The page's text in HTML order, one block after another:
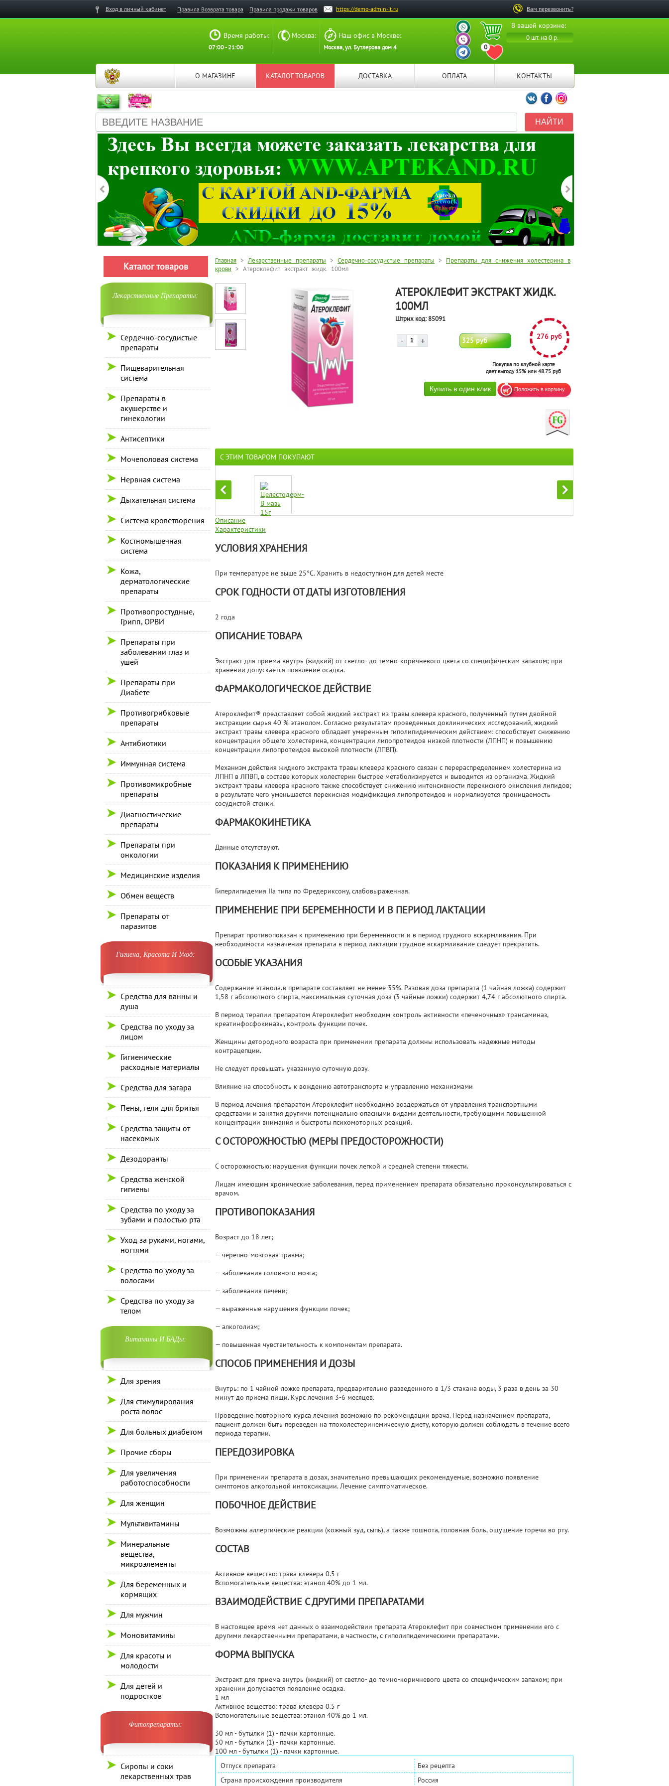
Вам перезвонить?
Вход в личный кабинет Правила Возврата товара Правила продажи товаров https://demo-admin-it.ru
В вашей корзине:
0 шт. на 0 р.
0
ПЕРЕЙТИ В ИЗБРАННОЕ
ВАШ ПЕРСОНАЛЬНЫЙ
МЕНЕДЖЕР
ВАШ ПЕРСОНАЛЬНЫЙ
МЕНЕДЖЕР
ВАШ ПЕРСОНАЛЬНЫЙ
МЕНЕДЖЕР
Время работы:
07:00 - 21:00
Москва: Наш офис в Москве:
Москва, ул. Бутлерова дом 4
О МАГАЗИНЕ КАТАЛОГ ТОВАРОВ ДОСТАВКА ОПЛАТА КОНТАКТЫ
Мы ВКонтакте
Мы на Facebook
Мы в Instagramm
Каталог товаров
Лекарственные Препараты:
Сердечно-сосудистые
препараты
Пищеварительная
система
Препараты в
акушерстве и
гинекологии
Антисептики
Мочеполовая система
Нервная система
Дыхательная система
Система кроветворения
Костномышечная
система
Кожа,
дерматологические
препараты
Противопростудные,
Грипп, ОРВИ
Препараты при
заболевании глаз и
ушей
Препараты при
Диабете
Противогрибковые
препараты
Антибиотики
Иммунная система
Противомикробные
препараты
Диагностические
препараты
Препараты при
онкологии
Медицинские изделия
Обмен веществ
Препараты от
паразитов
Гигиена, Красота И Уход:
Средства для ванны и
душа
Средства по уходу за
лицом
Гигиенические
расходные материалы
Средства для загара
Пены, гели для бритья
Средства защиты от
насекомых
Дезодоранты
Средства женской
гигиены
Средства по уходу за
зубами и полостью рта
Уход за руками, ногами,
ногтями
Средства по уходу за
волосами
Средства по уходу за
телом
Витамины И БАДы:
Для зрения
Для стимулирования
роста волос
Для больных диабетом
Прочие сборы
Для увеличения
работоспособности
Для женщин
Мультивитамины
Минеральные
вещества,
микроэлементы
Для беременных и
кормящих
Для мужчин
Моновитамины
Для красоты и
молодости
Для детей и
подростков
Фитопрепараты:
Сиропы и соки
лекарственных трав
Главная > Лекарственные препараты > Сердечно-сосудистые препараты > Препараты для снижения холестерина в
крови > Атероклефит экстракт жидк. 100мл
АТЕРОКЛЕФИТ ЭКСТРАКТ ЖИДК.
100МЛ
Штрих код:85091
325 руб 276 руб
Покупка по клубной карте
дает выгоду 15% или 48.75 руб
С ЭТИМ ТОВАРОМ ПОКУПАЮТ
Описание
Характеристики
УСЛОВИЯ ХРАНЕНИЯ
При температуре не выше 25°С. Хранить в недоступном для детей месте
СРОК ГОДНОСТИ ОТ ДАТЫ ИЗГОТОВЛЕНИЯ
2 года
ОПИСАНИЕ ТОВАРА
Экстракт для приема внутрь (жидкий) от светло- до темно-коричневого цвета со специфическим запахом; при
хранении допускается появление осадка.
ФАРМАКОЛОГИЧЕСКОЕ ДЕЙСТВИЕ
Атероклефит® представляет собой жидкий экстракт из травы клевера красного, полученный путем двойной
экстракции сырья 40 % этанолом. Согласно результатам проведенных доклинических исследований, жидкий
экстракт травы клевера красного обладает умеренным гиполипидемическим действием: способствует снижению
концентрации общего холестерина, концентрации липопротеидов низкой плотности (ЛПНП) и повышению
концентрации липопротеидов высокой плотности (ЛПВП).
Механизм действия жидкого экстракта травы клевера красного связан с перераспределением холестерина из
ЛПНП в ЛПВП, в составе которых холестерин быстрее метаболизируется и выводится из организма. Жидкий
экстракт травы клевера красного также способствует снижению интенсивности перекисного окисления липидов;
в результате чего уменьшается перекисная модификация липопротеидов и нормализуется проницаемость
сосудистой стенки.
ФАРМАКОКИНЕТИКА
Данные отсутствуют.
ПОКАЗАНИЯ К ПРИМЕНЕНИЮ
Гиперлипидемия IIа типа по Фредериксону, слабовыраженная.
ПРИМЕНЕНИЕ ПРИ БЕРЕМЕННОСТИ И В ПЕРИОД ЛАКТАЦИИ
Препарат противопоказан к применению при беременности и в период грудного вскармливания. При
необходимости назначения препарата в период лактации грудное вскармливание следует прекратить.
ОСОБЫЕ УКАЗАНИЯ
Содержание этанола.в препарате составляет не менее 35%. Разовая доза препарата (1 чайная ложка) содержит
1,58 г абсолютного спирта, максимальная суточная доза (3 чайные ложки) содержит 4,74 г абсолютного спирта.
В период терапии препаратом Атероклефит необходим контроль активности «печеночных» трансаминаз,
креатинфосфокиназы, контроль функции почек.
Женщины детородного возраста при применении препарата должны использовать надежные методы
контрацепции.
Не следует превышать указанную суточную дозу.
Влияние на способность к вождению автотранспорта и управлению механизмами
В период лечения препаратом Атероклефит необходимо воздержаться от управления транспортными
средствами и занятия другими потенциально опасными видами деятельности, требующими повышенной
концентрации внимания и быстроты психомоторных реакций.
С ОСТОРОЖНОСТЬЮ (МЕРЫ ПРЕДОСТОРОЖНОСТИ)
С осторожностью: нарушения функции почек легкой и средней степени тяжести.
Лицам имеющим хронические заболевания, перед применением препарата обязательно проконсультироваться с
врачом.
ПРОТИВОПОКАЗАНИЯ
Возраст до 18 лет;
— черепно-мозговая травма;
— заболевания головного мозга;
— заболевания печени;
— выраженные нарушения функции почек;
— алкоголизм;
— повышенная чувствительность к компонентам препарата.
СПОСОБ ПРИМЕНЕНИЯ И ДОЗЫ
Внутрь: по 1 чайной ложке препарата, предварительно разведенного в 1/3 стакана воды, 3 раза в день за 30
минут до приема пищи. Курс лечения 3-6 месяцев.
Проведение повторного курса лечения возможно по рекомендации врача. Перед назначением препарата,
пациент должен быть переведен на тпохолестеринемическую диету, которую должен соблюдать в течение всего
периода терапии.
ПЕРЕДОЗИРОВКА
При применении препарата в дозах, значительно превышающих рекомендуемые, возможно появление
симптомов алкогольной интоксикации. Лечение симптоматическое.
ПОБОЧНОЕ ДЕЙСТВИЕ
Возможны аллергические реакции (кожный зуд, сыпь), а также тошнота, головная боль, ощущение горечи во рту.
СОСТАВ
Активное вещество: трава клевера 0.5 г
Вспомогательные вещества: этанол 40% до 1 мл.
ВЗАИМОДЕЙСТВИЕ С ДРУГИМИ ПРЕПАРАТАМИ
В настоящее время нет данных о взаимодействии препарата Атероклефит при совместном применении его с
другими лекарственными препаратами, в частности, с гиполипидемическими препаратами.
ФОРМА ВЫПУСКА
Экстракт для приема внутрь (жидкий) от светло- до темно-коричневого цвета со специфическим запахом; при
хранении допускается появление осадка.
1 мл
Активное вещество: трава клевера 0.5 г
Вспомогательные вещества: этанол 40% до 1 мл.
30 мл - бутылки (1) - пачки картонные.
50 мл - бутылки (1) - пачки картонные.
100 мл - бутылки (1) - пачки картонные.
Отпуск препарата
Без рецепта
Страна происхождения производителя
Россия